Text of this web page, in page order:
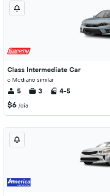
Class Intermediate Car
o Mediano similar
5 3 4-5
$6 /día